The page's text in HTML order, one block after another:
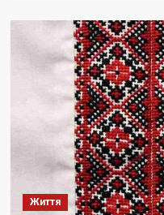
Життя